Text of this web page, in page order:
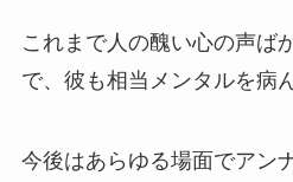
これまで人の醜い心の声ば
で、彼も相当メンタルを病
今後はあらゆる場面でアン